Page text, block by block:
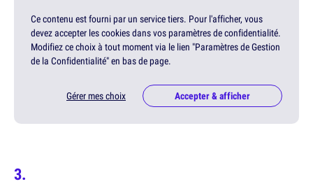
Ce contenu est fourni par un service tiers. Pour l'afficher, vous
devez accepter les cookies dans vos paramètres de confidentialité.
Modifiez ce choix à tout moment via le lien "Paramètres de Gestion
de la Confidentialité" en bas de page.
Gérer mes choix Accepter & afficher